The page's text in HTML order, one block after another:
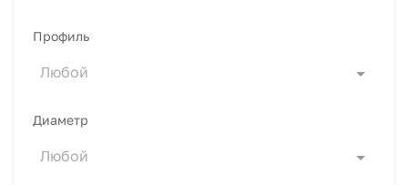
Профиль
Любой
Диаметр
Любой